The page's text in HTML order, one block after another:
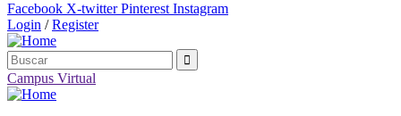
Facebook X-twitter Pinterest Instagram
Login / Register
Campus Virtual